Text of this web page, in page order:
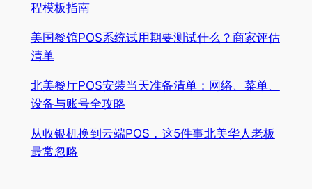
程模板指南
美国餐馆POS系统试用期要测试什么？商家评估
清单
北美餐厅POS安装当天准备清单：网络、菜单、
设备与账号全攻略
从收银机换到云端POS，这5件事北美华人老板
最常忽略